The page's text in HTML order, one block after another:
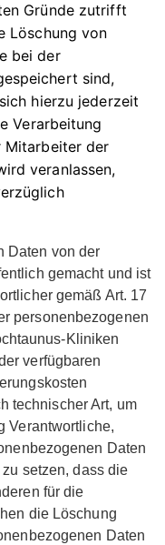
Gründe zutrifft
Löschung von
bei der
sind,
hierzu jederzeit
Verarbeitung
Mitarbeiter der
veranlassen,
Daten von der
gemacht und ist
gemäß Art. 17
personenbezogenen
Kliniken
verfügbaren
technischer Art, um
Verantwortliche,
Daten
setzen, dass die
für die
die Löschung
Daten